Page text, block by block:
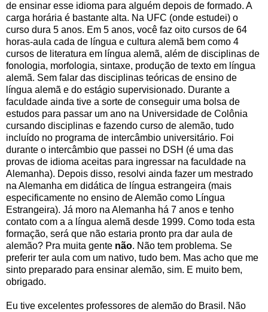
de ensinar esse idioma para alguém depois de formado. A
carga horária é bastante alta. Na UFC (onde estudei) o
curso dura 5 anos. Em 5 anos, você faz oito cursos de 64
horas-aula cada de língua e cultura alemã bem como 4
cursos de literatura em língua alemã, além de disciplinas de
fonologia, morfologia, sintaxe, produção de texto em língua
alemã. Sem falar das disciplinas teóricas de ensino de
língua alemã e do estágio supervisionado. Durante a
faculdade ainda tive a sorte de conseguir uma bolsa de
estudos para passar um ano na Universidade de Colônia
cursando disciplinas e fazendo curso de alemão, tudo
incluído no programa de intercâmbio universitário. Foi
durante o intercâmbio que passei no DSH (é uma das
provas de idioma aceitas para ingressar na faculdade na
Alemanha). Depois disso, resolvi ainda fazer um mestrado
na Alemanha em didática de língua estrangeira (mais
especificamente no ensino de Alemão como Língua
Estrangeira). Já moro na Alemanha há 7 anos e tenho
contato com a a língua alemã desde 1999. Como toda esta
formação, será que não estaria pronto pra dar aula de
alemão? Pra muita gente não. Não tem problema. Se
preferir ter aula com um nativo, tudo bem. Mas acho que me
sinto preparado para ensinar alemão, sim. E muito bem,
obrigado.
Eu tive excelentes professores de alemão do Brasil. Não